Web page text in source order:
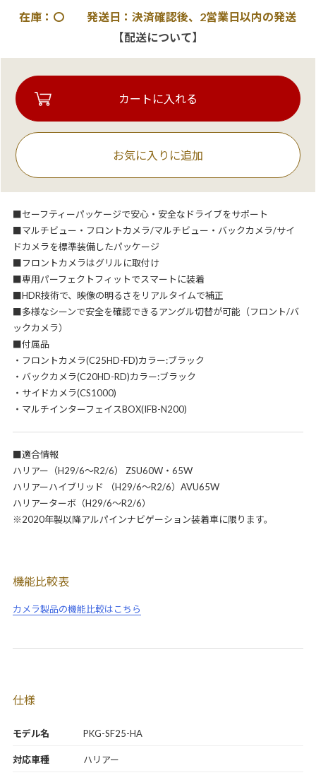
モデル名 PKG-SF25-HA
在庫：〇 発送日：決済確認後、2営業日以内の発送
【配送について】
お気に入りに追加
■セーフティーパッケージで安心・安全なドライブをサポート
■マルチビュー・フロントカメラ/マルチビュー・バックカメラ/サイ
ドカメラを標準装備したパッケージ
■フロントカメラはグリルに取付け
■専用パーフェクトフィットでスマートに装着
■HDR技術で、映像の明るさをリアルタイムで補正
■多様なシーンで安全を確認できるアングル切替が可能（フロント/バ
ックカメラ）
■付属品
・フロントカメラ(C25HD-FD)カラー:ブラック
・バックカメラ(C20HD-RD)カラー:ブラック
・サイドカメラ(CS1000)
・マルチインターフェイスBOX(IFB-N200)
■適合情報
ハリアー（H29/6～R2/6） ZSU60W・65W
ハリアーハイブリッド （H29/6～R2/6）AVU65W
ハリアーターボ（H29/6～R2/6）
※2020年製以降アルパインナビゲーション装着車に限ります。
機能比較表
カメラ製品の機能比較はこちら
仕様
対応車種 ハリアー